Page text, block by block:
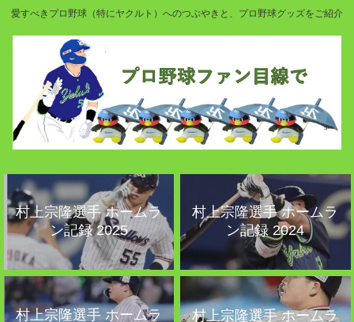
愛すべきプロ野球（特にヤクルト）へのつぶやきと、プロ野球グッズをご紹介
村上宗隆選手 ホームラ
ン記録 2025
村上宗隆選手 ホームラ
ン記録 2024
村上宗隆選手 ホームラ
村上宗隆選手 ホームラ